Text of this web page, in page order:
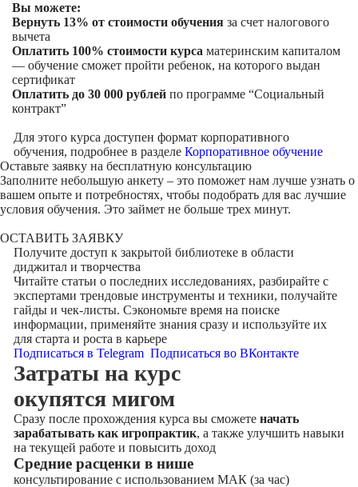
Вы можете:
Вернуть 13% от стоимости обучения за счет налогового
вычета
Оплатить 100% стоимости курса материнским капиталом
— обучение сможет пройти ребенок, на которого выдан
сертификат
Оплатить до 30 000 рублей по программе “Социальный
контракт”
Для этого курса доступен формат корпоративного
обучения, подробнее в разделе Корпоративное обучение
Оставьте заявку на бесплатную консультацию
Заполните небольшую анкету – это поможет нам лучше узнать о
вашем опыте и потребностях, чтобы подобрать для вас лучшие
условия обучения. Это займет не больше трех минут.
ОСТАВИТЬ ЗАЯВКУ
Получите доступ к закрытой библиотекев области
диджитал и творчества
Читайте статьи о последних исследованиях, разбирайте с
экспертами трендовые инструменты и техники, получайте
гайды и чек-листы. Сэкономьте время на поиске
информации, применяйте знания сразу и используйте их
для старта и роста в карьере
Подписаться в Telegram Подписаться во ВКонтакте
Затраты на курс
окупятся мигом
Сразу после прохождения курса вы сможете начать
зарабатывать как игропрактик, а также улучшить навыки
на текущей работе и повысить доход
Cредние расценки в нише
консультирование с использованием МАК (за час)